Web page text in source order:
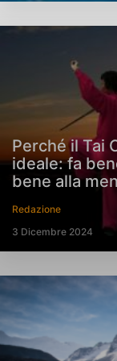
Perché il Tai
ideale: fa
bene alla
Redazione
3 Dicembre 2024